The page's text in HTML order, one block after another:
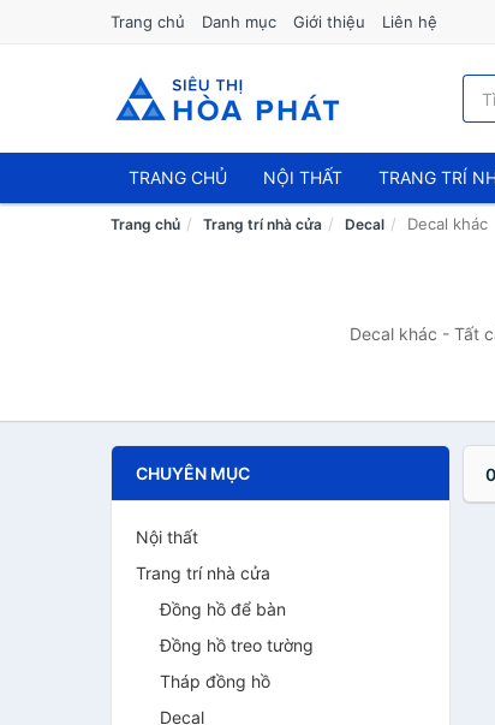
Trang chủ Danh mục Giới thiệu Liên hệ
TRANG CHỦ NỘI THẤT TRANG TRÍ
Trang chủ Trang trí nhà cửa Decal Decal khác
Decal khác - Tất
CHUYÊN MỤC
Nội thất
Trang trí nhà cửa
Đồng hồ để bàn
Đồng hồ treo tường
Tháp đồng hồ
Decal
0